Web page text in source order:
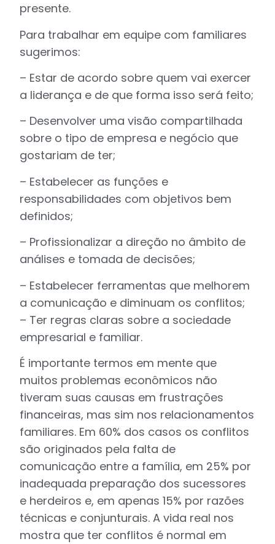
presente.
Para trabalhar em equipe com familiares
sugerimos:
– Estar de acordo sobre quem vai exercer
a liderança e de que forma isso será feito;
– Desenvolver uma visão compartilhada
sobre o tipo de empresa e negócio que
gostariam de ter;
– Estabelecer as funções e
responsabilidades com objetivos bem
definidos;
– Profissionalizar a direção no âmbito de
análises e tomada de decisões;
– Estabelecer ferramentas que melhorem
a comunicação e diminuam os conflitos;
– Ter regras claras sobre a sociedade
empresarial e familiar.
É importante termos em mente que
muitos problemas econômicos não
tiveram suas causas em frustrações
financeiras, mas sim nos relacionamentos
familiares. Em 60% dos casos os conflitos
são originados pela falta de
comunicação entre a família, em 25% por
inadequada preparação dos sucessores
e herdeiros e, em apenas 15% por razões
técnicas e conjunturais. A vida real nos
mostra que ter conflitos é normal em